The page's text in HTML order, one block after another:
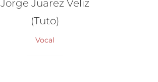
Jorge Juarez Veliz
(Tuto)
Vocal